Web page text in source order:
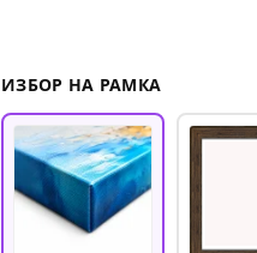
ИЗБОР НА РАМКА